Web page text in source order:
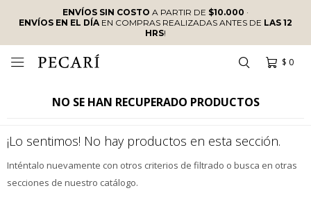
ENVÍOS SIN COSTO A PARTIR DE $10.000 ·
ENVÍOS EN EL DÍAEN COMPRAS REALIZADAS ANTES DE LAS 12
HRS!
$ 0

NO SE HAN RECUPERADO PRODUCTOS
¡Lo sentimos! No hay productos en esta sección.
Inténtalo nuevamente con otros criterios de filtrado o busca en otras
secciones de nuestro catálogo.